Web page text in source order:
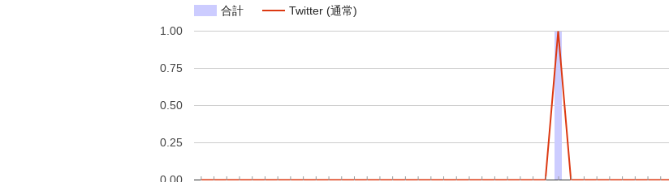
合計 Twitter (通常)
0.25
0.50
0.75
1.00